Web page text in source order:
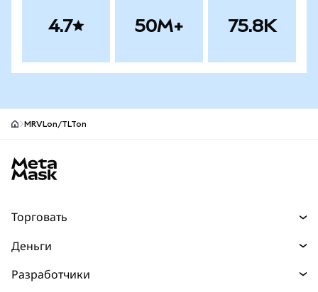
4.7 50M+ 75.8K
MRVLon/TLTon
Торговать
Прогнозы
Деньги
Разработчики